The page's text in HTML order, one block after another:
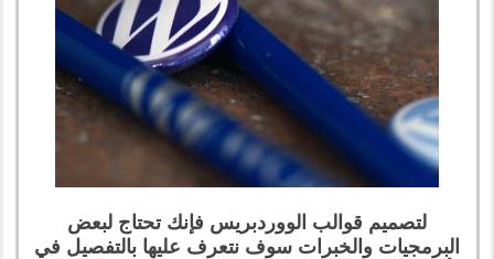
لتصميم قوالب الووردبريس فإنك تحتاج لبعض
البرمجيات والخبرات سوف نتعرف عليها بالتفصيل في